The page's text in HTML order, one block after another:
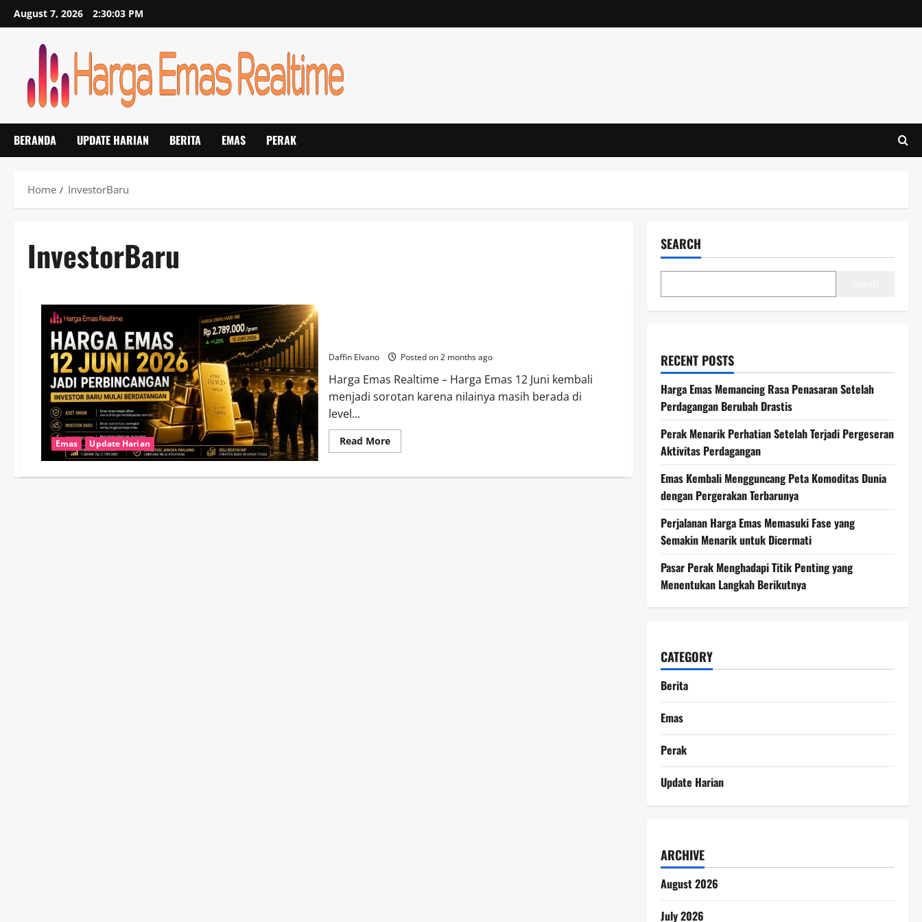
Skip
to
August 7, 2026 2:30:03 PM
BERANDA UPDATE HARIAN BERITA EMAS PERAK
Home InvestorBaru
InvestorBaru
Emas Update Harian
Daffin Elvano Posted on 2 months ago
Harga Emas Realtime – Harga Emas 12 Juni kembali
menjadi sorotan karena nilainya masih berada di
level...
Read MoreRead
more
Emas
SEARCH
RECENT POSTS
Harga Emas Memancing Rasa Penasaran Setelah
Perdagangan Berubah Drastis
Perak Menarik Perhatian Setelah Terjadi Pergeseran
Aktivitas Perdagangan
Emas Kembali Mengguncang Peta Komoditas Dunia
dengan Pergerakan Terbarunya
Perjalanan Harga Emas Memasuki Fase yang
Semakin Menarik untuk Dicermati
Pasar Perak Menghadapi Titik Penting yang
Menentukan Langkah Berikutnya
CATEGORY
Berita
Emas
Perak
Update Harian
ARCHIVE
August 2026
July 2026